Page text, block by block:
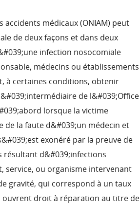
médicaux (ONIAM) peut
de deux façons et dans deux
infection nosocomiale
médecins ou établissements
à certaines conditions, obtenir
de l&#039;Office
lorsque la victime
de la faute d&#039;un médecin et
exonéré par la preuve de
résultant d&#039;infections
service, ou organisme intervenant
gravité, qui correspond à un taux
ouvrent droit à réparation au titre de